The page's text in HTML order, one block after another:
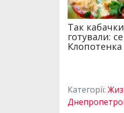
Категорії: